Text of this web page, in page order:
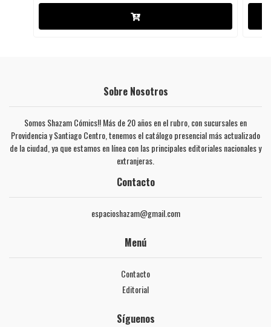
Sobre Nosotros
Somos Shazam Cómics!! Más de 20 años en el rubro, con sucursales en
Providencia y Santiago Centro, tenemos el catálogo presencial más actualizado
de la ciudad, ya que estamos en línea con las principales editoriales nacionales y
extranjeras.
Contacto
espacioshazam@gmail.com
Menú
Contacto
Editorial
Síguenos